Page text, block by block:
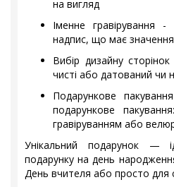
на вигляд
Іменне гравірування -
надпис, що має значення
Вибір дизайну сторінок
чисті або датований чи
Подарункове
подарункове
гравіруванням або
Унікальний подарунок —
подарунку на день
День вчителя або просто для